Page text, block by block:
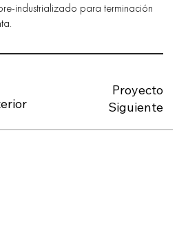
Proyecto
Siguiente
industrializado para terminación